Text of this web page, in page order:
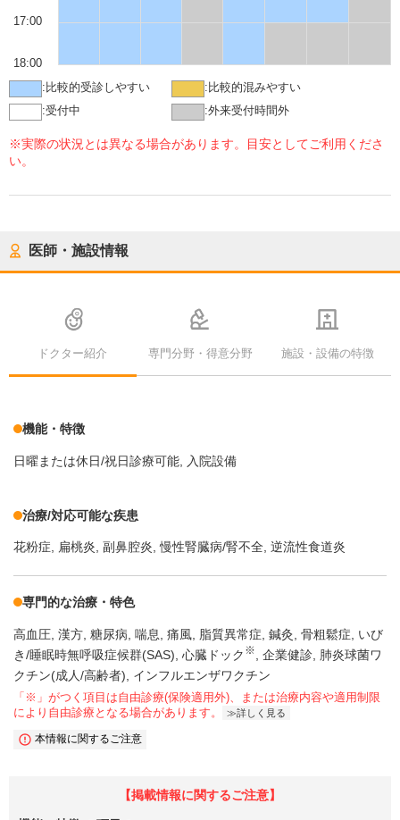
17:00
18:00
: 比較的受診しやすい : 比較的混みやすい
:受付中 :外来受付時間外
※実際の状況とは異なる場合があります。目安としてご利用くださ
い。
医師・施設情報
ドクター紹介 専門分野・得意分野 施設・設備の特徴
機能・特徴
日曜または休日/祝日診療可能 入院設備
治療/対応可能な疾患
花粉症 扁桃炎 副鼻腔炎 慢性腎臓病/腎不全 逆流性食道炎
専門的な治療・特色
高血圧 漢方 糖尿病 喘息 痛風 脂質異常症 鍼灸 骨粗鬆症
いび
き/睡眠時無呼吸症候群(SAS) 心臓ドック ※ 企業健診 肺炎球菌ワ
クチン(成人/高齢者)
インフルエンザワクチン
「※」がつく項目は自由診療(保険適用外)、または治療内容や適用制限
により自由診療となる場合があります。
詳しく見る
本情報に関するご注意
【掲載情報に関するご注意】